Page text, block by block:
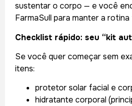
sustentar o corpo — e você
FarmaSull para manter a
Checklist rápido: seu “kit
Se você quer começar sem
itens:
protetor solar facial e
hidratante corporal